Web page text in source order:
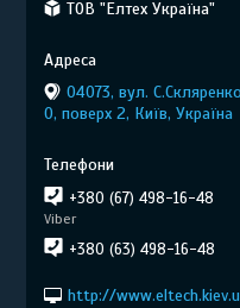
ТОВ "Елтех Україна"
04073, вул.
0, поверх 2, Київ, Україна
+380 (67) 498-16-48
Viber
+380 (63) 498-16-48
http://